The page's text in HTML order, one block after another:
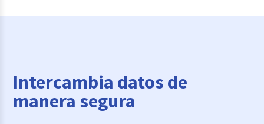
Intercambia datos de
manera segura